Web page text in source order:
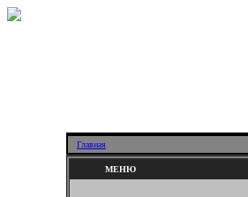
Главная
МЕНЮ